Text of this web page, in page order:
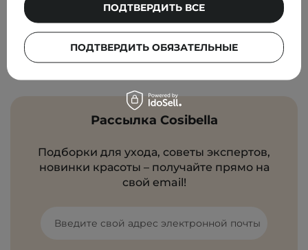
Holika Holika
Paula's Choice
Cos De BAHA
Olaplex
Elizavecca
Pyunkang Yul
Рассылка Cosibella
Подборки для ухода, советы экспертов,
новинки красоты – получайте прямо на
свой email!
Введите свой адрес электронной почты
ПОДТВЕРДИТЬ ОБЯЗАТЕЛЬНЫЕ
ПОДТВЕРДИТЬ ВСЕ